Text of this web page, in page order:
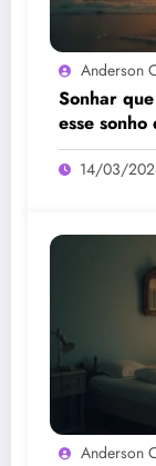
Anderson
Sonhar
esse
14/03/
Anderson